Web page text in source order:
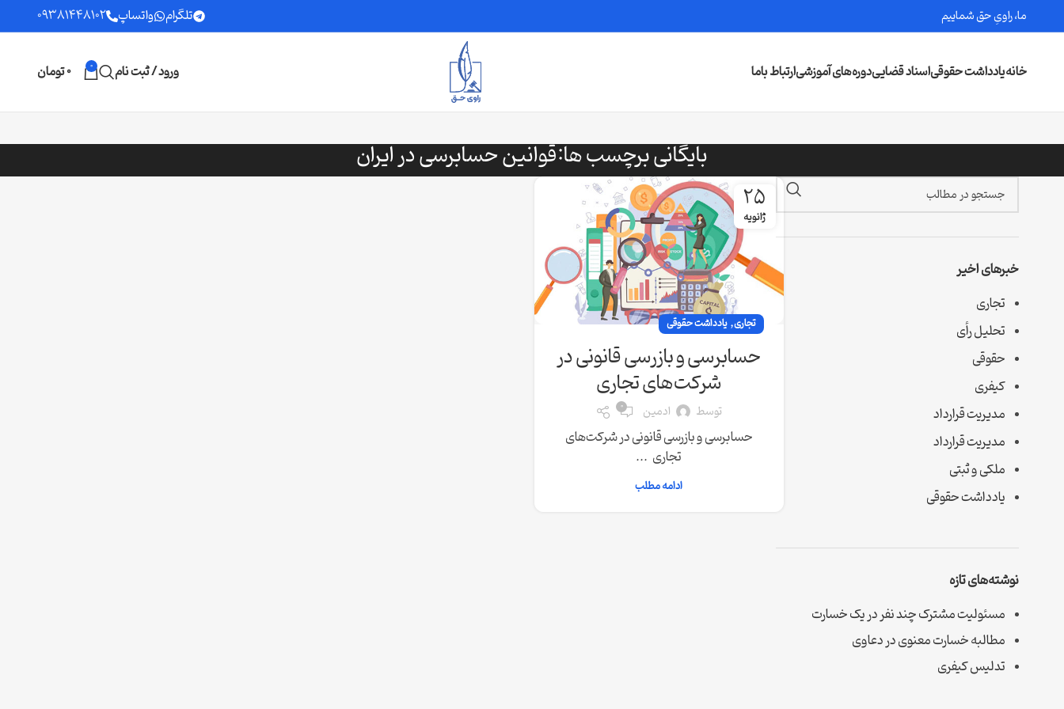
ما، راویِ حق شماییم تلگرام واتساپ 09381448102
خانهیادداشت حقوقیاسناد قضاییدوره‌های آموزشیارتباط باما ورود / ثبت نام 0
0تومان
بایگانی برچسب ها:قوانین حسابرسی در ایران
25
ژانویه
تجاری,یادداشت حقوقی
حسابرسی و بازرسی قانونی در
شرکت‌های تجاری
توسط ادمین 0
حسابرسی و بازرسی قانونی در شرکت‌های
تجاری ...
ادامه مطلب
خبرهای اخیر
تجاری
تحلیل رأی
حقوقی
کیفری
مدیریت قرارداد
مدیریت قرارداد
ملکی و ثبتی
یادداشت حقوقی
نوشته‌های تازه
مسئولیت مشترک چند نفر در یک خسارت
مطالبه خسارت معنوی در دعاوی
تدلیس کیفری